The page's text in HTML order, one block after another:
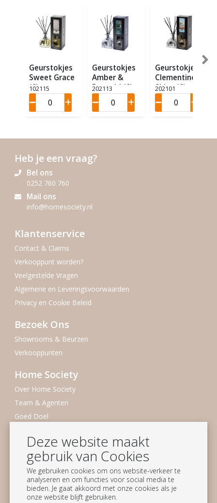
Deze website maakt
gebruik van Cookies
We gebruiken cookies om ons website-verkeer te
analyseren en om functies voor social media te
bieden. Je gaat akkoord met onze cookies als je
onze website blijft gebruiken.
Geurstokjes
Sweet Grace
(6)
102115
Geurstokjes
Amber &
Emerald (6)
202113
Geurstokjes
Clementine
Shine (6)
202101
Heb je een vraag?
Bel ons
0252 760 760
Mail ons
info@homesociety.nl
Klantenservice
Contact & Claims
Verkooppunt worden?
Veelgestelde Vragen
Algemene en Leveringsvoorwaarden
Privacy en Cookie Beleid
Bezoek Ons
Showrooms & Beurzen
Verkooppunten
Home Society
Over Home Society
Team & Agenten
Goed Doel
Vacatures
Nieuwsbrief
Blijf op de hoogte